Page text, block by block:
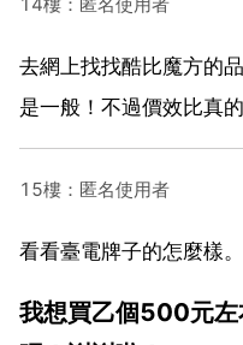
去網上找找酷比魔方的
是一般！不過價效比真的
15樓：匿名使用者
看看臺電牌子的怎麼樣。
我想買乙個500元